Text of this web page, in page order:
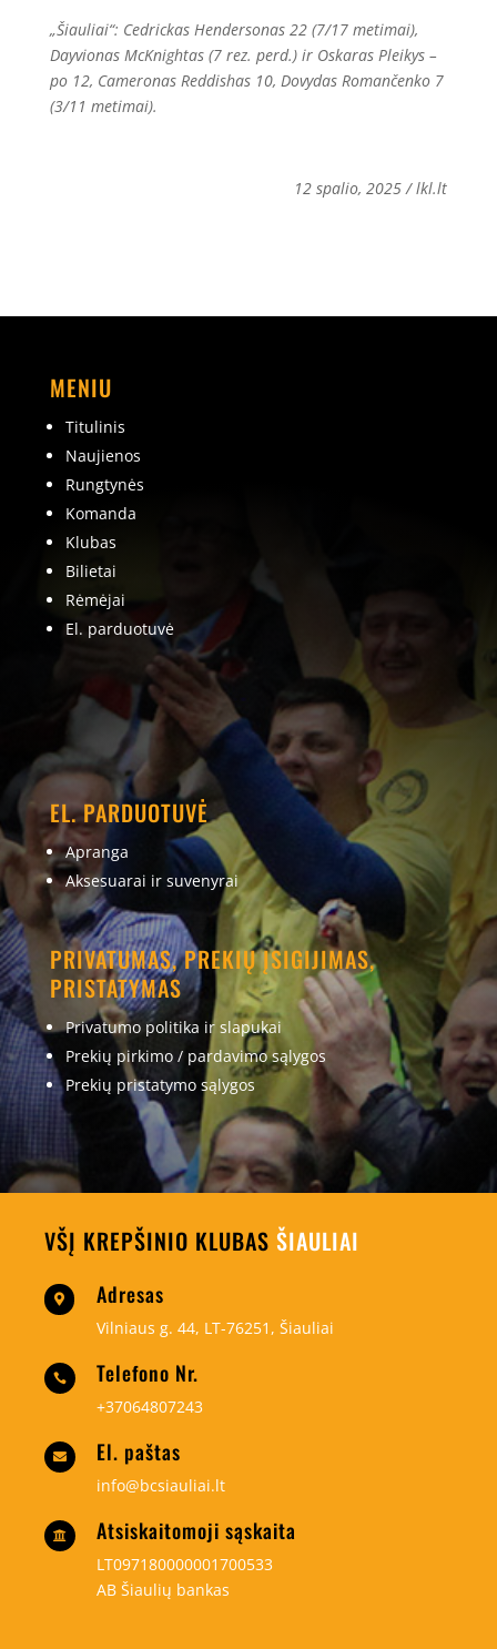
„Šiauliai“: Cedrickas Hendersonas 22 (7/17 metimai),
Dayvionas McKnightas (7 rez. perd.) ir Oskaras Pleikys –
po 12, Cameronas Reddishas 10, Dovydas Romančenko 7
(3/11 metimai).
12spalio, 2025 / lkl.lt
MENIU
Titulinis
Naujienos
Rungtynės
Komanda
Klubas
Bilietai
Rėmėjai
El. parduotuvė
EL. PARDUOTUVĖ
Apranga
Aksesuarai ir suvenyrai
PRIVATUMAS, PREKIŲ ĮSIGIJIMAS,
PRISTATYMAS
Privatumo politika ir slapukai
Prekių pirkimo / pardavimo sąlygos
Prekių pristatymo sąlygos
VŠĮ KREPŠINIO KLUBAS ŠIAULIAI
 Adresas
Vilniaus g. 44, LT-76251, Šiauliai
 Telefono Nr.
+37064807243
 El. paštas
info@bcsiauliai.lt
 Atsiskaitomoji sąskaita
LT097180000001700533
AB Šiaulių bankas